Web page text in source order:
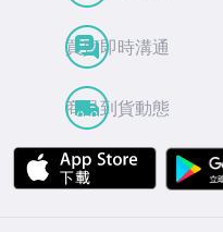
買賣即時溝通
商品到貨動態
APP